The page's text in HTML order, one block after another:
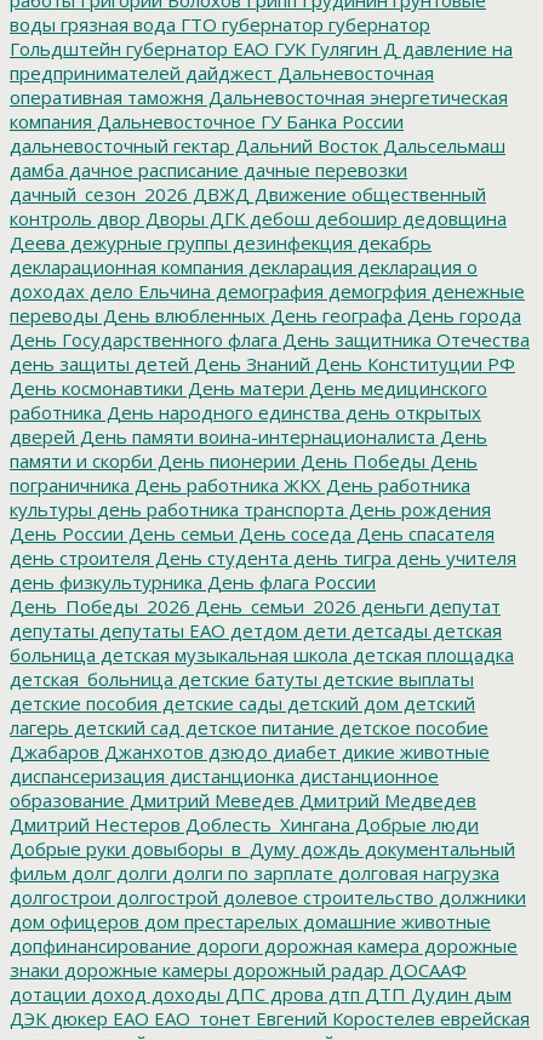
воды грязная вода ГТО губернатор губернатор
Гольдштейн губернатор ЕАО ГУК Гулягин Д давление на
предпринимателей дайджест Дальневосточная
оперативная таможня Дальневосточная энергетическая
компания Дальневосточное ГУ Банка России
дальневосточный гектар Дальний Восток Дальсельмаш
дамба дачное расписание дачные перевозки
дачный_сезон_2026 ДВЖД Движение общественный
контроль двор Дворы ДГК дебош дебошир дедовщина
Деева дежурные группы дезинфекция декабрь
декларационная компания декларация декларация о
доходах дело Ельчина демография демогрфия денежные
переводы День влюбленных День географа День города
День Государственного флага День защитника Отечества
день защиты детей День Знаний День Конституции РФ
День космонавтики День матери День медицинского
работника День народного единства день открытых
дверей День памяти воина-интернационалиста День
памяти и скорби День пионерии День Победы День
пограничника День работника ЖКХ День работника
культуры день работника транспорта День рождения
День России День семьи День соседа День спасателя
день строителя День студента день тигра день учителя
день физкультурника День флага России
День_Победы_2026 День_семьи_2026 деньги депутат
депутаты депутаты ЕАО детдом дети детсады детская
больница детская музыкальная школа детская площадка
детская_больница детские батуты детские выплаты
детские пособия детские сады детский дом детский
лагерь детский сад детское питание детское пособие
Джабаров Джанхотов дзюдо диабет дикие животные
диспансеризация дистанционка дистанционное
образование Дмитрий Меведев Дмитрий Медведев
Дмитрий Нестеров Доблесть_Хингана Добрые люди
Добрые руки довыборы_в_Думу дождь документальный
фильм долг долги долги по зарплате долговая нагрузка
долгострои долгострой долевое строительство должники
дом офицеров дом престарелых домашние животные
допфинансирование дороги дорожная камера дорожные
знаки дорожные камеры дорожный радар ДОСААФ
дотации доход доходы ДПС дрова дтп ДТП Дудин дым
ДЭК дюкер ЕАО ЕАО_тонет Евгений Коростелев еврейская